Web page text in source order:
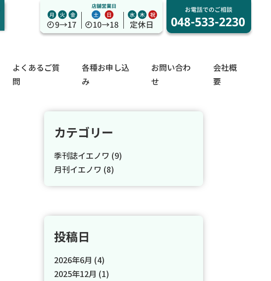
よくあるご質
問
各種お申し込
み
お問い合わ
せ
会社概
要
カテゴリー
季刊誌イエノワ (9)
月刊イエノワ (8)
投稿日
2026年6月 (4)
2025年12月 (1)